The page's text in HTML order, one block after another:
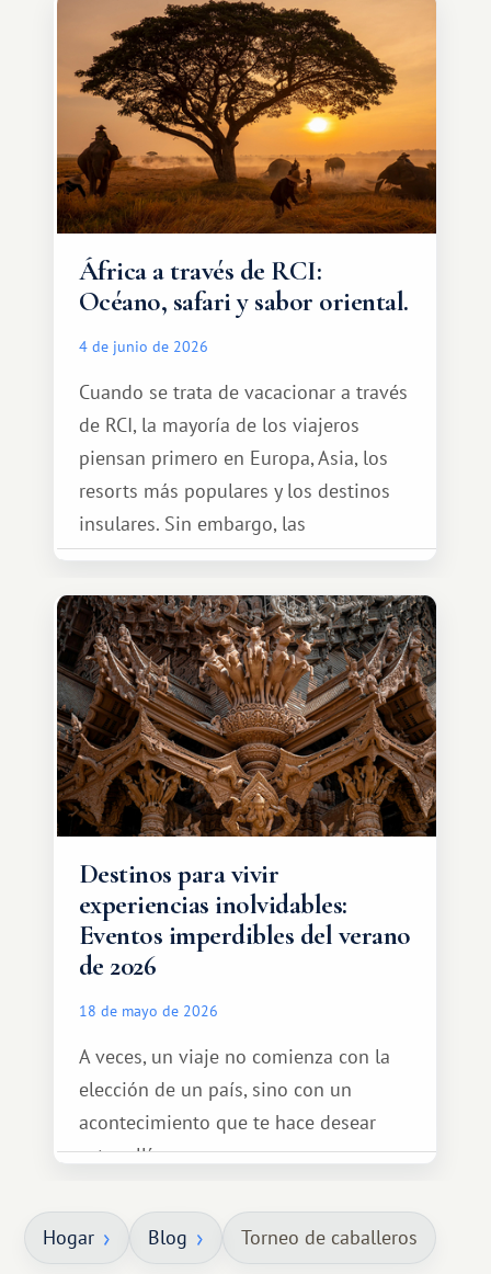
qué ser algo grandioso, pero sí algo
cálido y memorable.
África a través de RCI:
Océano, safari y sabor oriental.
4 de junio de 2026
Cuando se trata de vacacionar a través
de RCI, la mayoría de los viajeros
piensan primero en Europa, Asia, los
resorts más populares y los destinos
insulares. Sin embargo, las
oportunidades que ofrece el sistema
de intercambio son mucho más
amplias. Entre ellas se encuentra
África, un continente que ofrece una
experiencia de viaje completamente
diferente.
Destinos para vivir
experiencias inolvidables:
Eventos imperdibles del verano
de 2026
18 de mayo de 2026
A veces, un viaje no comienza con la
elección de un país, sino con un
acontecimiento que te hace desear
estar allí...
Hogar Blog Torneo de caballeros